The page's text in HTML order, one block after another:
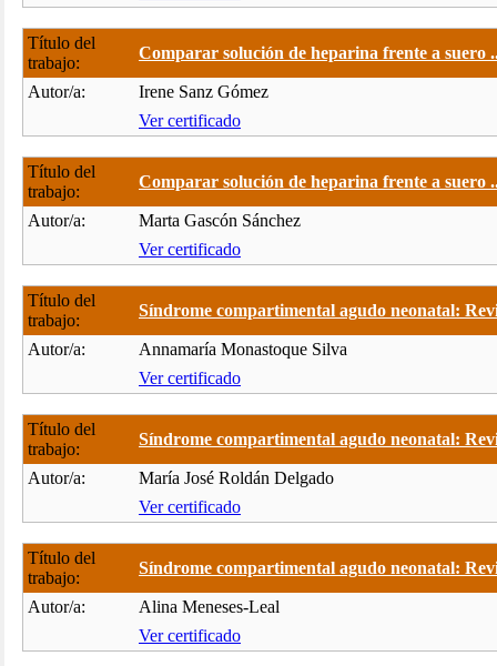
Título del
trabajo:
Comparar solución de heparina frente a suero
Autor/a:
Irene Sanz Gómez
Ver certificado
Título del
trabajo:
Comparar solución de heparina frente a suero
Autor/a:
Marta Gascón Sánchez
Ver certificado
Título del
trabajo:
Síndrome compartimental agudo neonatal:
Autor/a:
Annamaría Monastoque Silva
Ver certificado
Título del
trabajo:
Síndrome compartimental agudo neonatal:
Autor/a:
María José Roldán Delgado
Ver certificado
Título del
trabajo:
Síndrome compartimental agudo neonatal:
Autor/a:
Alina Meneses-Leal
Ver certificado